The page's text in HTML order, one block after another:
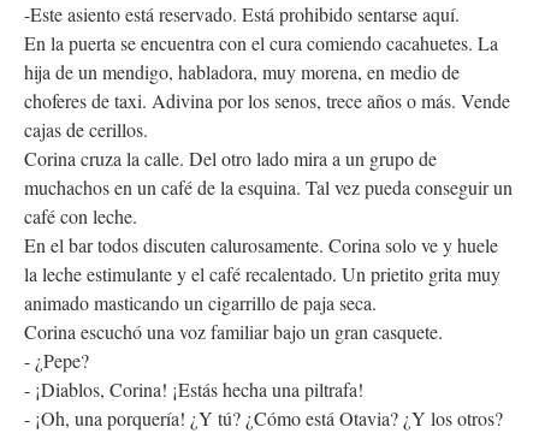
-Este asiento está reservado. Está prohibido sentarse aquí.
En la puerta se encuentra con el cura comiendo cacahuetes. La
hija de un mendigo, habladora, muy morena, en medio de
choferes de taxi. Adivina por los senos, trece años o más. Vende
cajas de cerillos.
Corina cruza la calle. Del otro lado mira a un grupo de
muchachos en un café de la esquina. Tal vez pueda conseguir un
café con leche.
En el bar todos discuten calurosamente. Corina solo ve y huele
la leche estimulante y el café recalentado. Un prietito grita muy
animado masticando un cigarrillo de paja seca.
Corina escuchó una voz familiar bajo un gran casquete.
- ¿Pepe?
- ¡Diablos, Corina! ¡Estás hecha una piltrafa!
- ¡Oh, una porquería! ¿Y tú? ¿Cómo está Otavia? ¿Y los otros?